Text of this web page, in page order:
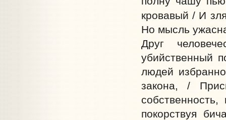
кровавый / И
Но мысль
Друг
убийственный
людей
закона, /
покорствуя